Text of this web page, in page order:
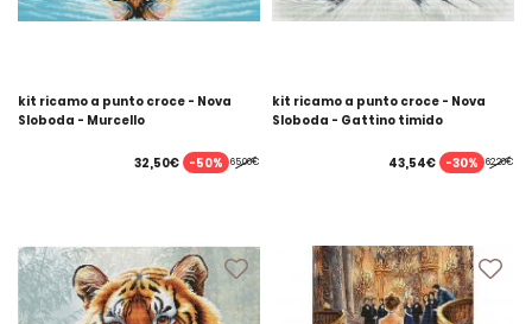
kit ricamo a punto croce - Nova
Sloboda - Murcello
65,00€
32,50€ -50%
kit ricamo a punto croce - Nova
Sloboda - Gattino timido
62,20€
43,54€ -30%